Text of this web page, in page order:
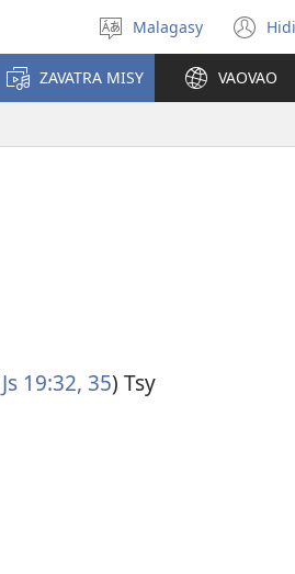
Hifidy
fiteny
Malagasy
ZAVATRA MISY VAOVAO
Js 19:32, 35) Tsy